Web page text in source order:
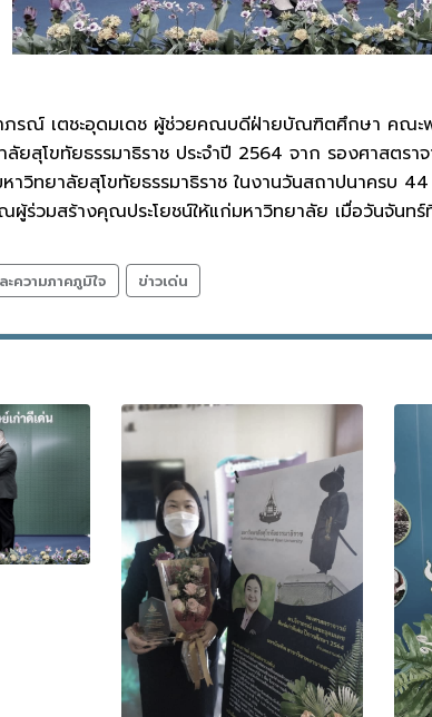
ภรณ์ เตชะอุดมเดช ผู้ช่วยคณบดีฝ่ายบัณฑิตศึกษา คณะ
ลัยสุโขทัยธรรมาธิราช ประจำปี 2564 จาก รองศาสต
าวิทยาลัยสุโขทัยธรรมาธิราช ในงานวันสถาปนาครบ
ผู้ร่วมสร้างคุณประโยชน์ให้แก่มหาวิทยาลัย เมื่อวันจันท
ะความภาคภูมิใจ ข่าวเด่น